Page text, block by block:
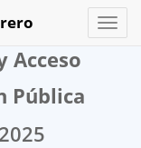
Toggle
Acceso
Pública